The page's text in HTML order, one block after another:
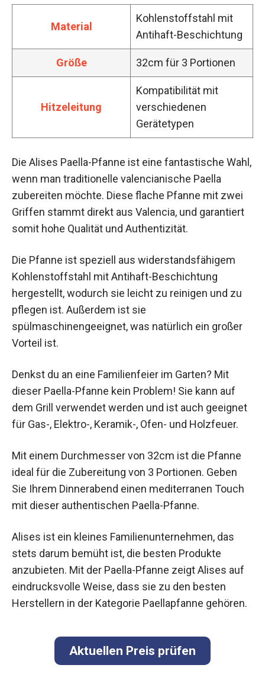
Material
Kohlenstoffstahl mit
Antihaft-Beschichtung
Größe 32cm für 3 Portionen
Hitzeleitung
Kompatibilität mit
verschiedenen
Gerätetypen
Die Alises Paella-Pfanne ist eine fantastische Wahl,
wenn man traditionelle valencianische Paella
zubereiten möchte. Diese flache Pfanne mit zwei
Griffen stammt direkt aus Valencia, und garantiert
somit hohe Qualität und Authentizität.
Die Pfanne ist speziell aus widerstandsfähigem
Kohlenstoffstahl mit Antihaft-Beschichtung
hergestellt, wodurch sie leicht zu reinigen und zu
pflegen ist. Außerdem ist sie
spülmaschinengeeignet, was natürlich ein großer
Vorteil ist.
Denkst du an eine Familienfeier im Garten? Mit
dieser Paella-Pfanne kein Problem! Sie kann auf
dem Grill verwendet werden und ist auch geeignet
für Gas-, Elektro-, Keramik-, Ofen- und Holzfeuer.
Mit einem Durchmesser von 32cm ist die Pfanne
ideal für die Zubereitung von 3 Portionen. Geben
Sie Ihrem Dinnerabend einen mediterranen Touch
mit dieser authentischen Paella-Pfanne.
Alises ist ein kleines Familienunternehmen, das
stets darum bemüht ist, die besten Produkte
anzubieten. Mit der Paella-Pfanne zeigt Alises auf
eindrucksvolle Weise, dass sie zu den besten
Herstellern in der Kategorie Paellapfanne gehören.
Aktuellen Preis prüfen